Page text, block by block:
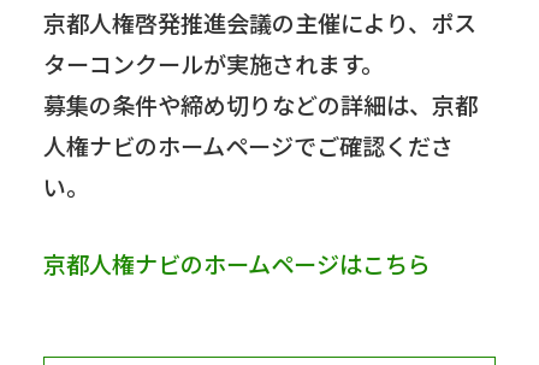
京都人権啓発推進会議の主催により、ポス
ターコンクールが実施されます。
募集の条件や締め切りなどの詳細は、京都
人権ナビのホームページでご確認くださ
い。
京都人権ナビのホームページはこちら